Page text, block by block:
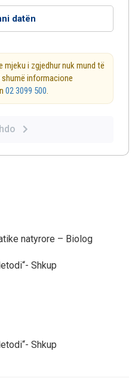
datën
i zgjedhur nuk mund të
informacione
02 3099 500.
natyrore – Biolog
Shkup
Shkup